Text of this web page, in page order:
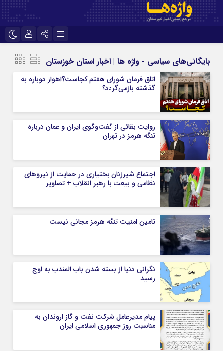
سروش
آپارات
رمز عبور
مرا به خاطر بسپار
بایگانی‌های سیاسی - واژه ها | اخبار استان خوزستان
اتاق فرمان شورای هفتم کجاست؟اهواز دوباره به
گذشته بازمی‌گردد؟
روایت بقائی از گفت‌وگوی ایران و عمان درباره
تنگه هرمز در تهران
اجتماع شیرزنان بختیاری در حمایت از نیروهای
نظامی و بیعت با رهبر انقلاب + تصاویر
تامین امنیت تنگه هرمز مجانی نیست
نگرانی دنیا از بسته شدن باب المندب به اوج
رسید
پیام مدیرعامل شركت نفت و گاز اروندان به
مناسبت روز جمهوری اسلامی ایران